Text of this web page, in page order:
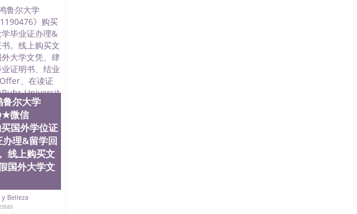
品； 6、
可查的证
），使馆网
院、艺术
院、信息
院排名在
：会计
电子工
学、机械
程、计算
操作方
公司人员陪
收到结果，
水印，阴影
温感，复印
同时能做
在读证明
防伪技术
时，坚持
鲁尔大学
微信
国外学位证
理&留学回
线上购买文
国外大学文
Belleza